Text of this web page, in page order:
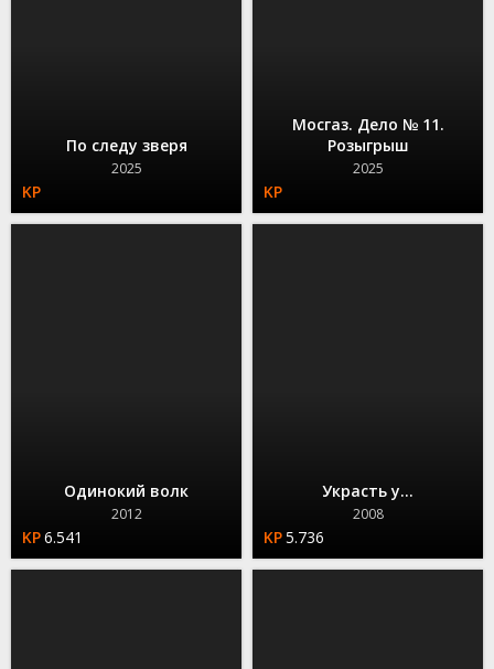
По следу зверя
2025
Мосгаз. Дело № 11.
Розыгрыш
2025
Одинокий волк
2012
6.541
Украсть у...
2008
5.736